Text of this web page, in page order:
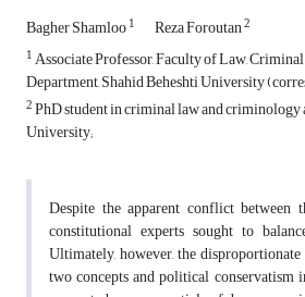
Bagher Shamloo1 Reza Foroutan2
1Associate Professor, Faculty of Law,
Department, Shahid Beheshti University
2PhD student in criminal law and criminology
University;
Despite the apparent conflict between
constitutional experts sought to
Ultimately, however, the
two concepts and political